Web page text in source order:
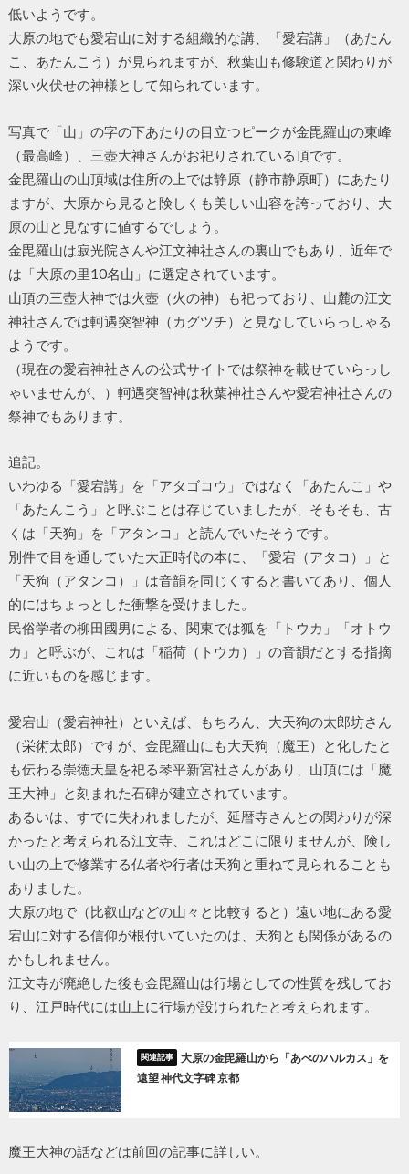
低いようです。
大原の地でも愛宕山に対する組織的な講、「愛宕講」（あたん
こ、あたんこう）が見られますが、秋葉山も修験道と関わりが
深い火伏せの神様として知られています。
写真で「山」の字の下あたりの目立つピークが金毘羅山の東峰
（最高峰）、三壺大神さんがお祀りされている頂です。
金毘羅山の山頂域は住所の上では静原（静市静原町）にあたり
ますが、大原から見ると険しくも美しい山容を誇っており、大
原の山と見なすに値するでしょう。
金毘羅山は寂光院さんや江文神社さんの裏山でもあり、近年で
は「大原の里10名山」に選定されています。
山頂の三壺大神では火壺（火の神）も祀っており、山麓の江文
神社さんでは軻遇突智神（カグツチ）と見なしていらっしゃる
ようです。
（現在の愛宕神社さんの公式サイトでは祭神を載せていらっし
ゃいませんが、）軻遇突智神は秋葉神社さんや愛宕神社さんの
祭神でもあります。
追記。
いわゆる「愛宕講」を「アタゴコウ」ではなく「あたんこ」や
「あたんこう」と呼ぶことは存じていましたが、そもそも、古
くは「天狗」を「アタンコ」と読んでいたそうです。
別件で目を通していた大正時代の本に、「愛宕（アタコ）」と
「天狗（アタンコ）」は音韻を同じくすると書いてあり、個人
的にはちょっとした衝撃を受けました。
民俗学者の柳田國男による、関東では狐を「トウカ」「オトウ
カ」と呼ぶが、これは「稲荷（トウカ）」の音韻だとする指摘
に近いものを感じます。
愛宕山（愛宕神社）といえば、もちろん、大天狗の太郎坊さん
（栄術太郎）ですが、金毘羅山にも大天狗（魔王）と化したと
も伝わる崇徳天皇を祀る琴平新宮社さんがあり、山頂には「魔
王大神」と刻まれた石碑が建立されています。
あるいは、すでに失われましたが、延暦寺さんとの関わりが深
かったと考えられる江文寺、これはどこに限りませんが、険し
い山の上で修業する仏者や行者は天狗と重ねて見られることも
ありました。
大原の地で（比叡山などの山々と比較すると）遠い地にある愛
宕山に対する信仰が根付いていたのは、天狗とも関係があるの
かもしれません。
江文寺が廃絶した後も金毘羅山は行場としての性質を残してお
り、江戸時代には山上に行場が設けられたと考えられます。
大原の金毘羅山から「あべのハルカス」を
遠望 神代文字碑 京都
魔王大神の話などは前回の記事に詳しい。